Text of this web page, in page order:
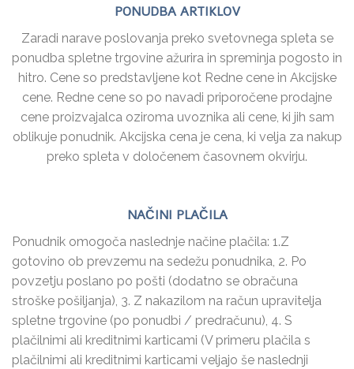
PONUDBA ARTIKLOV
Zaradi narave poslovanja preko svetovnega spleta se
ponudba spletne trgovine ažurira in spreminja pogosto in
hitro. Cene so predstavljene kot Redne cene in Akcijske
cene. Redne cene so po navadi priporočene prodajne
cene proizvajalca oziroma uvoznika ali cene, ki jih sam
oblikuje ponudnik. Akcijska cena je cena, ki velja za nakup
preko spleta v določenem časovnem okvirju.
NAČINI PLAČILA
Ponudnik omogoča naslednje načine plačila: 1.Z
gotovino ob prevzemu na sedežu ponudnika, 2. Po
povzetju poslano po pošti (dodatno se obračuna
stroške pošiljanja), 3. Z nakazilom na račun upravitelja
spletne trgovine (po ponudbi / predračunu), 4. S
plačilnimi ali kreditnimi karticami (V primeru plačila s
plačilnimi ali kreditnimi karticami veljajo še naslednji